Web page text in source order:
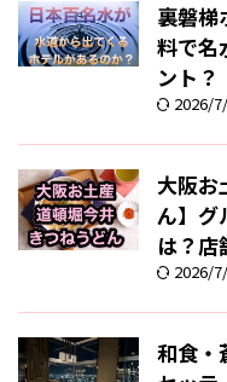
裏磐梯
料で名
ント？
2026/
大阪お
ん】グ
は？店
2026/
和食・